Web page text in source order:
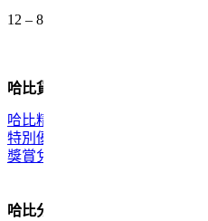
哈比貨品
哈比精選
特別優惠
獎賞兌換
哈比分類
12 – 8pm (公眾假期都開)